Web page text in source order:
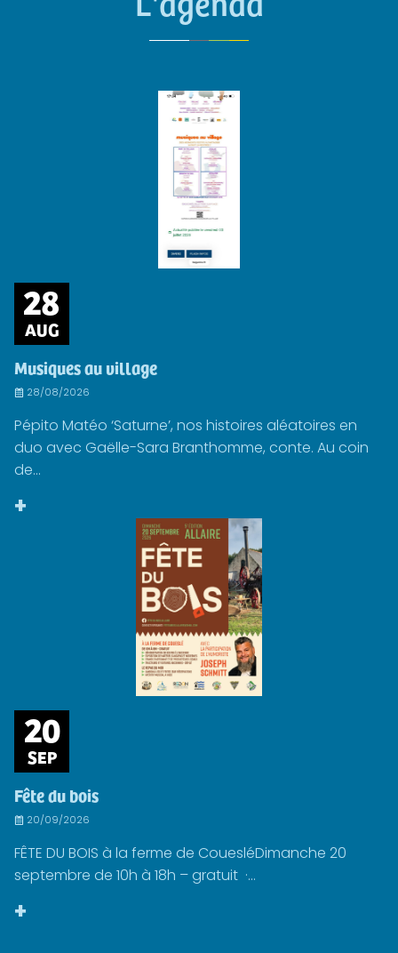
28
AUG
Musiques au village
28/08/2026
Pépito Matéo ‘Saturne’, nos histoires aléatoires en
duo avec Gaëlle-Sara Branthomme, conte. Au coin
de...
+
20
SEP
Fête du bois
20/09/2026
FÊTE DU BOIS à la ferme de CouesléDimanche 20
septembre de 10h à 18h – gratuit ·...
+